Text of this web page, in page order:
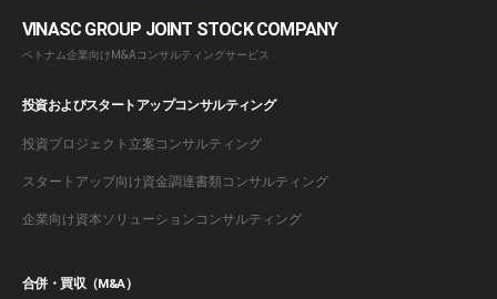
VINASC GROUP JOINT STOCK COMPANY
ベトナム企業向けM&Aコンサルティングサービス
投資およびスタートアップコンサルティング
投資プロジェクト立案コンサルティング
スタートアップ向け資金調達書類コンサルティング
企業向け資本ソリューションコンサルティング
合併・買収（M&A）